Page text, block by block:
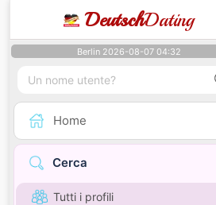
DeutschDating
Berlin 2026-08-07 04:32
Home
Cerca
Tutti i profili